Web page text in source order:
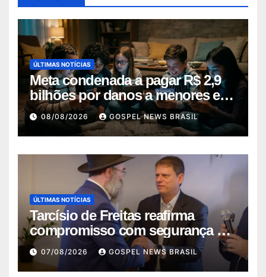
ÚLTIMAS NOTÍCIAS
Meta condenada a pagar R$ 2,9
bilhões por danos a menores em
decis…
08/08/2026 GOSPEL NEWS BRASIL
ÚLTIMAS NOTÍCIAS
Tarcísio de Freitas reafirma
compromisso com segurança da
comunid…
07/08/2026 GOSPEL NEWS BRASIL